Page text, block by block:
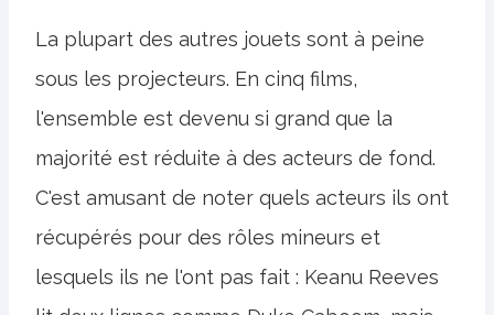
La plupart des autres jouets sont à peine
sous les projecteurs. En cinq films,
l'ensemble est devenu si grand que la
majorité est réduite à des acteurs de fond.
C'est amusant de noter quels acteurs ils ont
récupérés pour des rôles mineurs et
lesquels ils ne l'ont pas fait : Keanu Reeves